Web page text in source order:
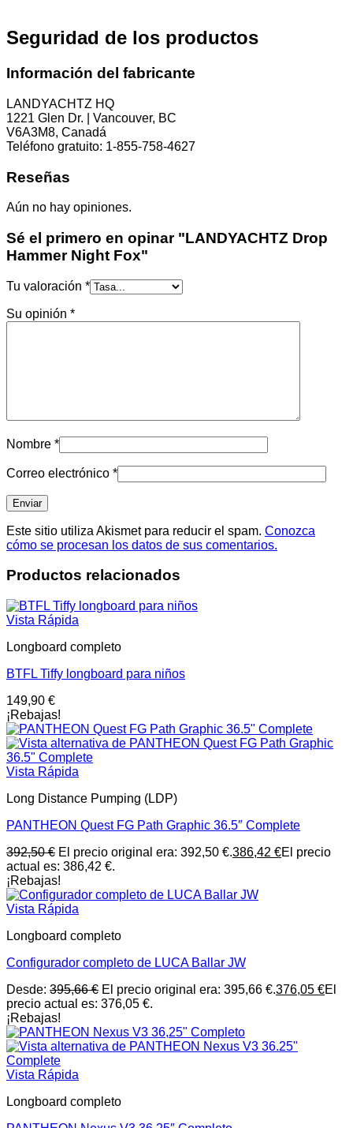
Seguridad de los productos
Información del fabricante
LANDYACHTZ HQ
1221 Glen Dr. | Vancouver, BC
V6A3M8, Canadá
Teléfono gratuito: 1-855-758-4627
Reseñas
Aún no hay opiniones.
Sé el primero en opinar "LANDYACHTZ Drop
Hammer Night Fox"
Tu valoración *
Su opinión *
Nombre *
Correo electrónico *
Este sitio utiliza Akismet para reducir el spam. Conozca
cómo se procesan los datos de sus comentarios.
Productos relacionados
Vista Rápida
Longboard completo
BTFL Tiffy longboard para niños
149,90 €
¡Rebajas!
Vista Rápida
Long Distance Pumping (LDP)
PANTHEON Quest FG Path Graphic 36.5″ Complete
392,50€ El precio original era: 392,50 €.386,42 €El precio
actual es: 386,42 €.
¡Rebajas!
Vista Rápida
Longboard completo
Configurador completo de LUCA Ballar JW
Desde: 395,66€ El precio original era: 395,66 €.376,05 €El
precio actual es: 376,05 €.
¡Rebajas!
Vista Rápida
Longboard completo